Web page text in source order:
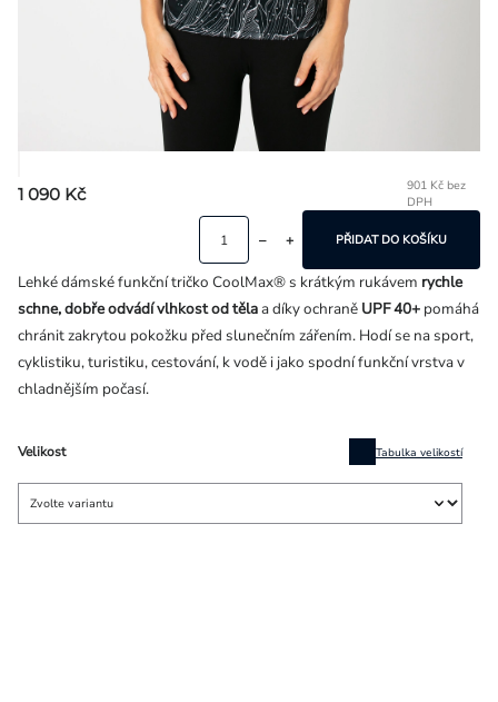
1 090 Kč
901 Kč bez
DPH
Velikost Tabulka velikostí
PŘIDAT DO KOŠÍKU
Lehké dámské funkční tričko CoolMax® s krátkým rukávem rychle
schne, dobře odvádí vlhkost od tělaa díky ochraně UPF 40+ pomáhá
chránit zakrytou pokožku před slunečním zářením. Hodí se na sport,
cyklistiku, turistiku, cestování, k vodě i jako spodní funkční vrstva v
chladnějším počasí.